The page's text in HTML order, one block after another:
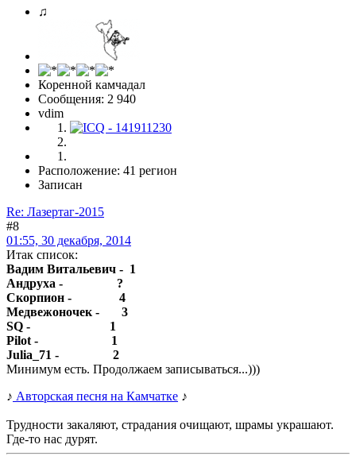
♫
Коренной камчадал
Сообщения: 2 940
vdim
Расположение: 41 регион
Записан
Re: Лазертаг-2015
#8
01:55, 30 декабря, 2014
Итак список:
Вадим Витальевич - 1
Андруха - ?
Скорпион - 4
Медвежоночек - 3
SQ - 1
Pilot - 1
Julia_71 - 2
Минимум есть. Продолжаем записываться...)))
♪ Авторская песня на Камчатке ♪
Трудности закаляют, страдания очищают, шрамы украшают.
Где-то нас дурят.